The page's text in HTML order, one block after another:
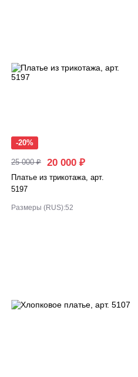
-20%
25 000 ₽ 20 000 ₽
Платье из трикотажа, арт.
5197
Размеры (RUS):52